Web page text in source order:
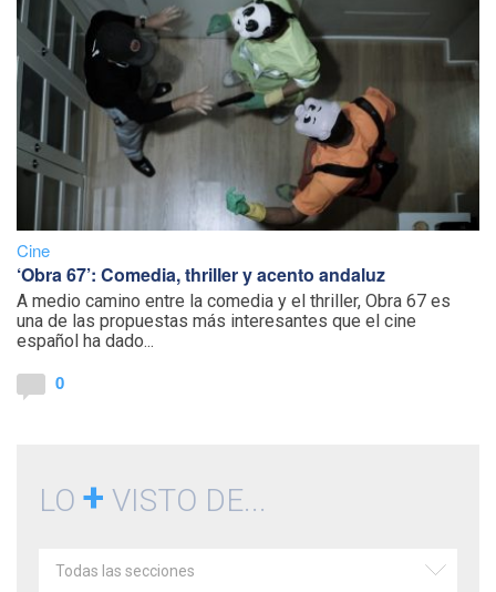
Cine
‘Obra 67’: Comedia, thriller y acento andaluz
A medio camino entre la comedia y el thriller, Obra 67 es
una de las propuestas más interesantes que el cine
español ha dado...
0
LO + VISTO DE...
Todas las secciones